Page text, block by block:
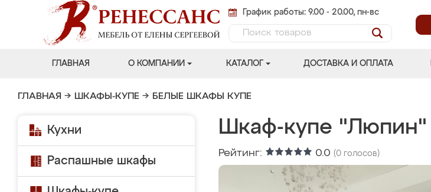
График работы: 9.00 - 20.00, пн-вс
ГЛАВНАЯ О КОМПАНИИ КАТАЛОГ ДОСТАВКА И ОПЛАТА
ГЛАВНАЯ → ШКАФЫ-КУПЕ → БЕЛЫЕ ШКАФЫ КУПЕ
Кухни
Распашные шкафы
Шкаф-купе "Люпин"
Рейтинг: 0.0 (0 голосов)